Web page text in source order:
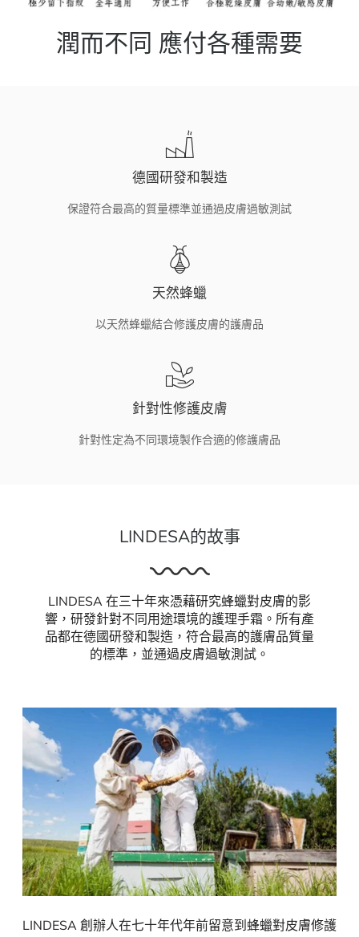
潤而不同 應付各種需要
德國研發和製造
保證符合最高的質量標準並通過皮膚過敏測試
天然蜂蠟
以天然蜂蠟結合修護皮膚的護膚品
針對性修護皮膚
針對性定為不同環境製作合適的修護膚品
LINDESA的故事
LINDESA 在三十年來憑藉研究蜂蠟對皮膚的影
響，研發針對不同用途環境的護理手霜。所有產
品都在德國研發和製造，符合最高的護膚品質量
的標準，並通過皮膚過敏測試。
LINDESA 創辦人在七十年代年前留意到蜂蠟對皮膚修護